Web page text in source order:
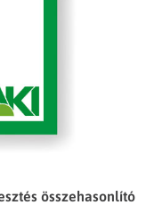
összehasonlító